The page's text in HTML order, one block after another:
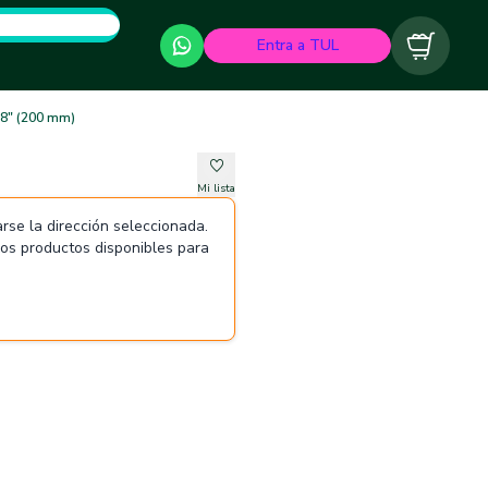
Entra a TUL Carrito
(200 mm)
Mi lista
la dirección seleccionada.
productos disponibles para